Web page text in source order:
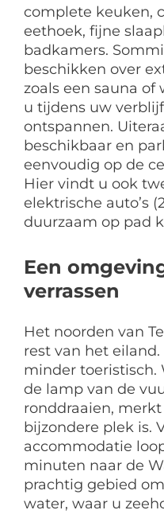
complete keuken,
eethoek, fijne
badkamers.
beschikken over
zoals een sauna
u tijdens uw
ontspannen.
beschikbaar en
eenvoudig op de
Hier vindt u ook
elektrische auto’s
duurzaam op pad
Een
verrassen
Het noorden van
rest van het
minder toeristisch.
de lamp van de
ronddraaien,
bijzondere plek is.
accommodatie
minuten naar de
prachtig gebied
water, waar u